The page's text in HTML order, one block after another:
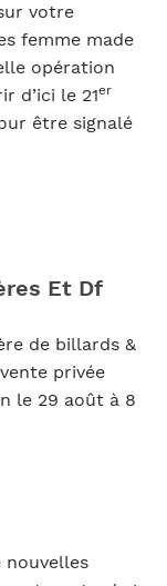
votre
femme made
opération
d’ici le 21er
être signalé
Et Df
de billards &
privée
le 29 août à 8
nouvelles